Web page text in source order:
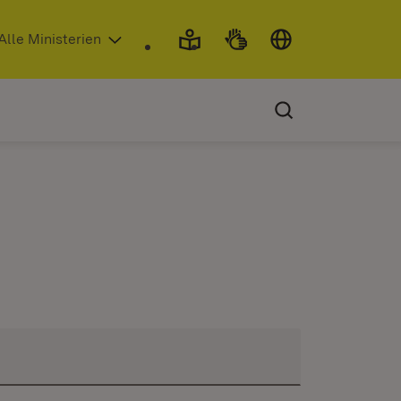
neuem Fenster)
Ministerien